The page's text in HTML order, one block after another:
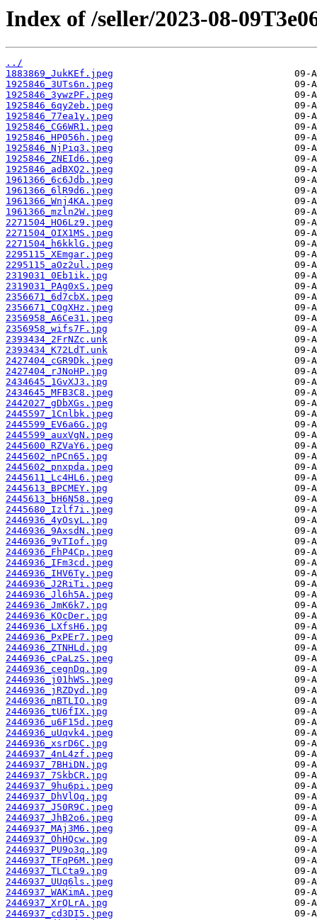
Index of /seller/2023-08-
../
1883869_JukKEf.jpeg
1925846_3UTs6n.jpeg
1925846_3ywzPF.jpeg
1925846_6qy2eb.jpeg
1925846_77ea1y.jpeg
1925846_CG6WR1.jpeg
1925846_HP056h.jpeg
1925846_NjPiq3.jpeg
1925846_ZNEId6.jpeg
1925846_adBXQ2.jpeg
1961366_6c6Jdb.jpeg
1961366_6lR9d6.jpeg
1961366_Wnj4KA.jpeg
1961366_mzln2W.jpeg
2271504_HO6Lz9.jpeg
2271504_OIX1MS.jpeg
2271504_h6kklG.jpeg
2295115_XEmgar.jpeg
2295115_aOz2ul.jpeg
2319031_0Eb1ik.jpg
2319031_PAg0xS.jpeg
2356671_6d7cbX.jpeg
2356671_COgXHz.jpeg
2356958_A6Ce31.jpeg
2356958_wifs7F.jpg
2393434_2FrNZc.unk
2393434_K72LdT.unk
2427404_cGR9Dk.jpeg
2427404_rJNoHP.jpg
2434645_1GvXJ3.jpg
2434645_MFB3C8.jpeg
2442027_gDbXGs.jpeg
2445597_1Cnlbk.jpeg
2445599_EV6a6G.jpg
2445599_auxVgN.jpeg
2445600_RZVaY6.jpeg
2445602_nPCn65.jpg
2445602_pnxpda.jpeg
2445611_Lc4HL6.jpeg
2445613_BPCMEY.jpg
2445613_bH6N58.jpeg
2445680_Izlf7i.jpeg
2446936_4yOsyL.jpg
2446936_9AxsdN.jpeg
2446936_9vTIof.jpg
2446936_FhP4Cp.jpeg
2446936_IFm3cd.jpeg
2446936_IHV6Ty.jpeg
2446936_J2RiTi.jpeg
2446936_Jl6h5A.jpeg
2446936_JmK6k7.jpg
2446936_KOcDer.jpg
2446936_LXfsH6.jpg
2446936_PxPEr7.jpeg
2446936_ZTNHLd.jpg
2446936_cPaLzS.jpeg
2446936_cegnDq.jpg
2446936_j01hWS.jpeg
2446936_jRZDyd.jpg
2446936_nBTLIO.jpg
2446936_tU6fIX.jpg
2446936_u6F15d.jpeg
2446936_uUqvk4.jpeg
2446936_xsrD6C.jpg
2446937_4nL4zf.jpeg
2446937_7BHiDN.jpg
2446937_7SkbCR.jpg
2446937_9hu6pi.jpeg
2446937_DhVlOq.jpg
2446937_J50R9C.jpeg
2446937_JhB2o6.jpeg
2446937_MAj3M6.jpeg
2446937_OhHQcw.jpg
2446937_PU9o3q.jpg
2446937_TFqP6M.jpeg
2446937_TLCta9.jpg
2446937_UUq6ls.jpeg
2446937_WAKimA.jpeg
2446937_XrQLrA.jpg
2446937_cd3DI5.jpeg